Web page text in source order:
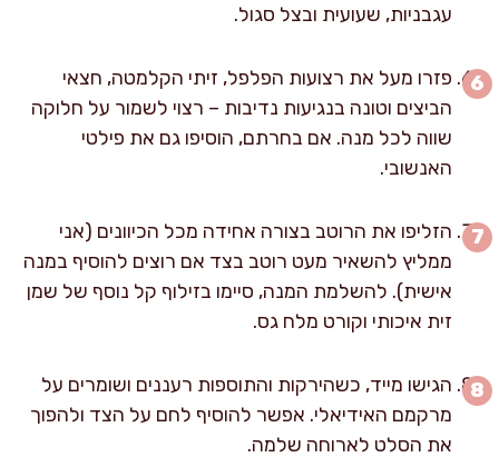
עגבניות, שעועית ובצל סגול.
פזרו מעל את רצועות הפלפל, זיתי הקלמטה, חצאי
הביצים וטונה בנגיעות נדיבות – רצוי לשמור על חלוקה
שווה לכל מנה. אם בחרתם, הוסיפו גם את פילטי
האנשובי.
הזליפו את הרוטב בצורה אחידה מכל הכיוונים (אני
ממליץ להשאיר מעט רוטב בצד אם רוצים להוסיף במנה
אישית). להשלמת המנה, סיימו בזילוף קל נוסף של שמן
זית איכותי וקורט מלח גס.
הגישו מייד, כשהירקות והתוספות רעננים ושומרים על
מרקמם האידיאלי. אפשר להוסיף לחם על הצד ולהפוך
את הסלט לארוחה שלמה.